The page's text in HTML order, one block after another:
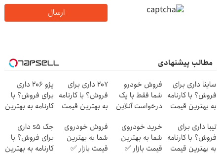
ارسال
مطالب پیشنهادی
ساینا داری برای
فروش؟ با کارنامه
به بهترین قیمت
فروش خودرو
شما فقط با یک
درخواست آنلاین
207 داری برای
فروش؟ با کارنامه
به بهترین قیمت
پژو 206 داری
برای فروش؟ با
کارنامه به بهترین
تیبا داری برای
فروش؟ با کارنامه
به بهترین قیمت
خرید خودروی
شما به بهترین
قیمت بازار ✅
فروش خودروی
شما به بهترین
قیمت بازار ✅
جک s5 داری
برای فروش؟ با
کارنامه به بهترین